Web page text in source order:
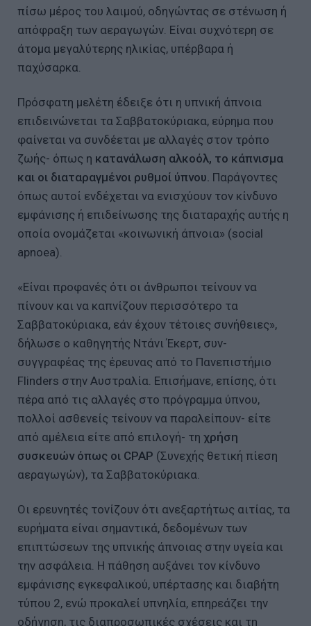
πίσω μέρος του λαιμού, οδηγώντας σε στένωση ή
απόφραξη των αεραγωγών. Είναι συχνότερη σε
άτομα μεγαλύτερης ηλικίας, υπέρβαρα ή
παχύσαρκα.
Πρόσφατη μελέτη έδειξε ότι η υπνική άπνοια
επιδεινώνεται τα Σαββατοκύριακα, εύρημα που
φαίνεται να συνδέεται με αλλαγές στον τρόπο
ζωής- όπως η κατανάλωση αλκοόλ, το κάπνισμα
και οι διαταραγμένοι ρυθμοί ύπνου. Παράγοντες
όπως αυτοί ενδέχεται να ενισχύουν τον κίνδυνο
εμφάνισης ή επιδείνωσης της διαταραχής αυτής η
οποία ονομάζεται «κοινωνική άπνοια» (social
apnoea).
«Είναι προφανές ότι οι άνθρωποι τείνουν να
πίνουν και να καπνίζουν περισσότερο τα
Σαββατοκύριακα, εάν έχουν τέτοιες συνήθειες»,
δήλωσε ο καθηγητής Ντάνι Έκερτ, συν-
συγγραφέας της έρευνας από το Πανεπιστήμιο
Flinders στην Αυστραλία. Επισήμανε, επίσης, ότι
πέρα από τις αλλαγές στο πρόγραμμα ύπνου,
πολλοί ασθενείς τείνουν να παραλείπουν- είτε
από αμέλεια είτε από επιλογή- τη χρήση
συσκευών όπως οι CPAP (Συνεχής θετική πίεση
αεραγωγών), τα Σαββατοκύριακα.
Οι ερευνητές τονίζουν ότι ανεξαρτήτως αιτίας, τα
ευρήματα είναι σημαντικά, δεδομένων των
επιπτώσεων της υπνικής άπνοιας στην υγεία και
την ασφάλεια. Η πάθηση αυξάνει τον κίνδυνο
εμφάνισης εγκεφαλικού, υπέρτασης και διαβήτη
τύπου 2, ενώ προκαλεί υπνηλία, επηρεάζει την
οδήγηση, τις διαπροσωπικές σχέσεις και τη